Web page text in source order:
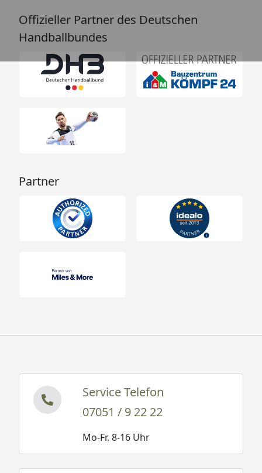
Offizieller Partner des Deutschen
Handballbundes
Partner
Service Telefon
07051 / 9 22 22
Mo-Fr. 8-16 Uhr